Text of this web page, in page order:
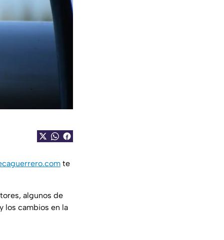
te
algunos de
los cambios en la